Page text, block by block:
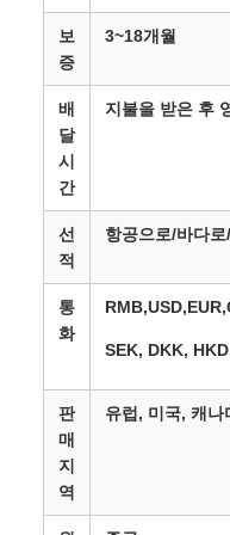
보
증
3~18개월
배
달
시
간
지불을 받은 후
선
적
항공으로/바다
통
화
SEK, DKK,
판
매
지
역
유럽, 미국, 캐